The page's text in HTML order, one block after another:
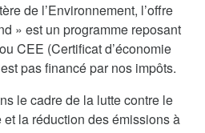
de l’Environnement, l’offre
» est un programme reposant
CEE (Certificat d’économie
pas financé par nos impôts.
le cadre de la lutte contre le
la réduction des émissions à